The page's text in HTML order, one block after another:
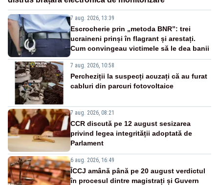
7 aug. 2026, 13:39
Escrocherie prin „metoda BNR”: trei
ucraineni prinși în flagrant și arestați.
Cum convingeau victimele să le dea banii
7 aug. 2026, 10:58
Percheziții la suspecți acuzați că au furat
cabluri din parcuri fotovoltaice
7 aug. 2026, 08:21
CCR discută pe 12 august sesizarea
privind legea integrității adoptată de
Parlament
6 aug. 2026, 16:49
ÎCCJ amână până pe 20 august verdictul
în procesul dintre magistrați și Guvern